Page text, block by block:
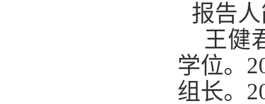
报告
王健
学位。
组长。